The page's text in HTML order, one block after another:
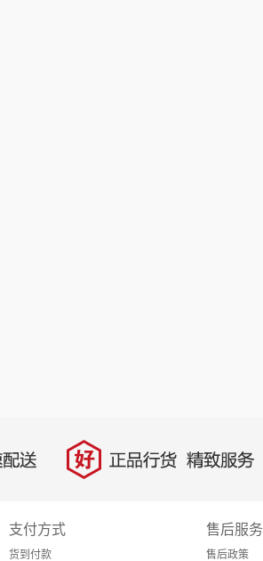
送 好 正品行货，精致服务
支付方式
货到付款
售后服务
售后政策